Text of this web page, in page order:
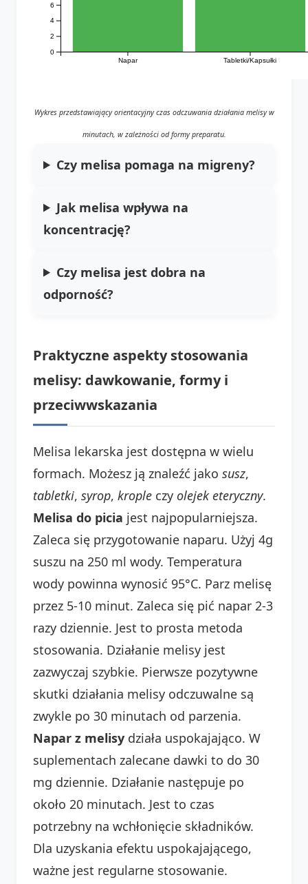
Napar Tabletki/Kapsułki
0
2
4
6
Wykres przedstawiający orientacyjny czas odczuwania działania melisy w
minutach, w zależności od formy preparatu.
Czy melisa pomaga na migreny?
Jak melisa wpływa na
koncentrację?
Czy melisa jest dobra na
odporność?
Praktyczne aspekty stosowania
melisy: dawkowanie, formy i
przeciwwskazania
Melisa lekarska jest dostępna w wielu
formach. Możesz ją znaleźć jako susz,
tabletki, syrop, krople czy olejek eteryczny.
Melisa do picia jest najpopularniejsza.
Zaleca się przygotowanie naparu. Użyj 4g
suszu na 250 ml wody. Temperatura
wody powinna wynosić 95°C. Parz melisę
przez 5-10 minut. Zaleca się pić napar 2-3
razy dziennie. Jest to prosta metoda
stosowania. Działanie melisy jest
zazwyczaj szybkie. Pierwsze pozytywne
skutki działania melisy odczuwalne są
zwykle po 30 minutach od parzenia.
Napar z melisy działa uspokajająco. W
suplementach zalecane dawki to do 30
mg dziennie. Działanie następuje po
około 20 minutach. Jest to czas
potrzebny na wchłonięcie składników.
Dla uzyskania efektu uspokajającego,
ważne jest regularne stosowanie.